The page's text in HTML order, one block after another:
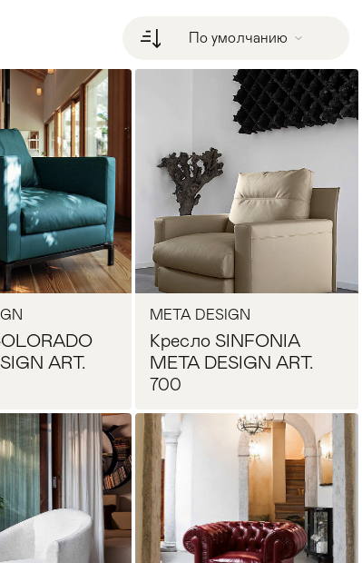
По умолчанию
цену
ART.
Запросить цену
META DESIGN
Кресло SINFONIA
META DESIGN ART.
700